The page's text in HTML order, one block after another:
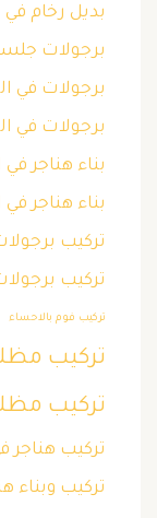
بديل رخام في
برجولات
برجولات في
برجولات في
بناء هناجر
بناء هناجر في
تركيب
تركيب
تركيب فوم بالاحساء
تركيب
تركيب
تركيب هناجر
تركيب وبناء